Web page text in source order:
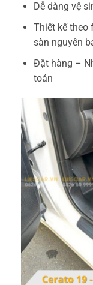
Dễ dàng vệ
Thiết kế theo
sàn nguyên
Đặt hàng –
toán